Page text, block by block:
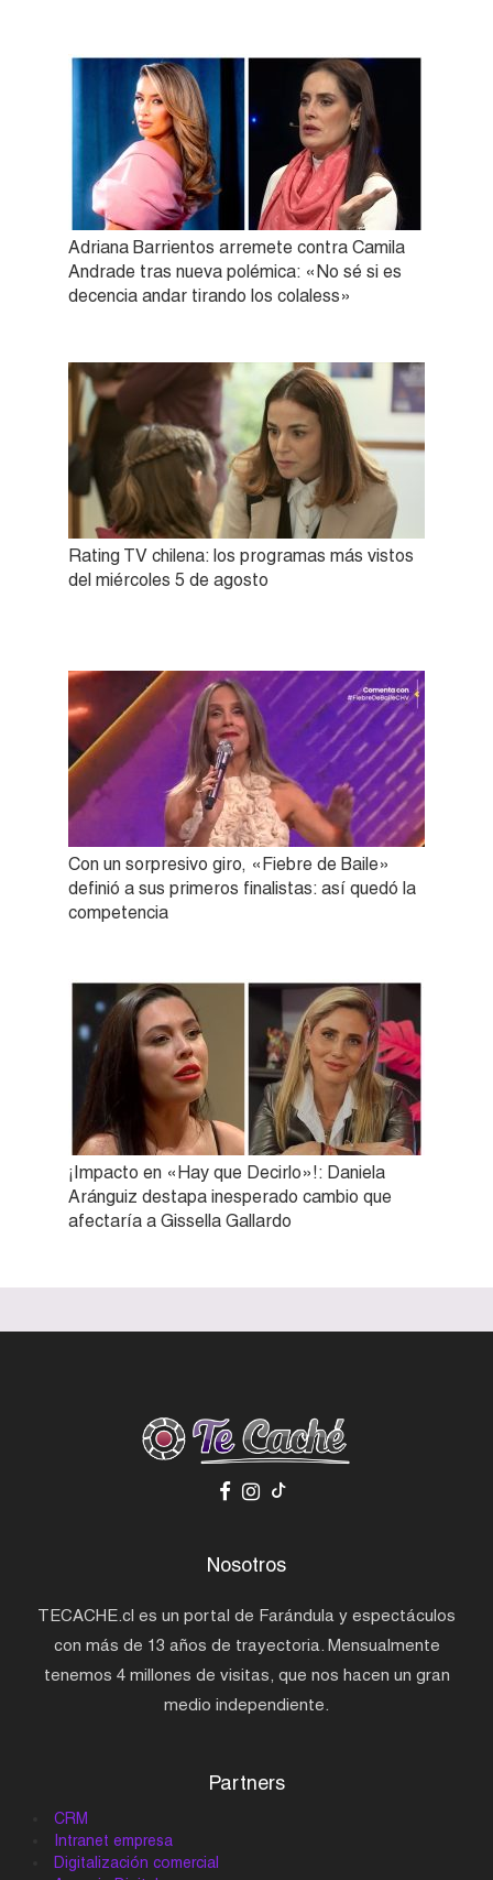
Adriana Barrientos arremete contra Camila
Andrade tras nueva polémica: «No sé si es
decencia andar tirando los colaless»
Rating TV chilena: los programas más vistos
del miércoles 5 de agosto
Con un sorpresivo giro, «Fiebre de Baile»
definió a sus primeros finalistas: así quedó la
competencia
¡Impacto en «Hay que Decirlo»!: Daniela
Aránguiz destapa inesperado cambio que
afectaría a Gissella Gallardo
Nosotros
TECACHE.cl es un portal de Farándula y espectáculos
con más de 13 años de trayectoria. Mensualmente
tenemos 4 millones de visitas, que nos hacen un gran
medio independiente.
Partners
CRM
Intranet empresa
Digitalización comercial